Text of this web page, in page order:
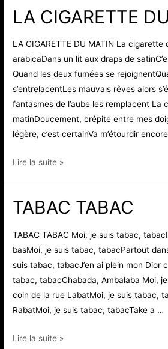
CIGARETTE
LA CIGARETTE
LA CIGARETTE DU MATIN La
arabicaDans un lit aux draps de
Quand les deux fumées se
s’entrelacentLes mauvais rêves alors
fantasmes de l’aube les remplacent La
matinDoucement, crépite entre mes
légère, c’est certainVa m’étourdir
LA
MATIN
Lire la suite »
TABAC TABAC
TABAC TABAC Moi, je suis tabac,
basMoi, je suis tabac, tabacPartout
suis tabac, tabacJ’en ai plein mon Dior
tabac, tabacChabada, Ambalaba Moi,
coin de la rue LabatMoi, je suis tabac,
RabatMoi, je suis tabac, tabacTake a …
TABAC
Lire la suite »